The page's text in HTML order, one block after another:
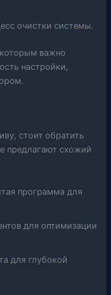
очистки системы.
важно
настройки,
стоит обратить
предлагают схожий
программа для
для оптимизации
для глубокой